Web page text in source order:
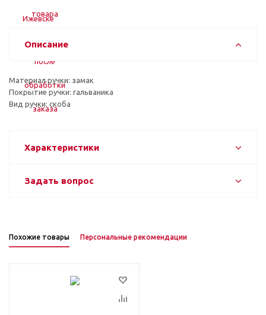
Описание
Материал ручки: замак
Покрытие ручки: гальваника
Вид ручки: скоба
Характеристики
Задать вопрос
Похожие товары Персональные рекомендации